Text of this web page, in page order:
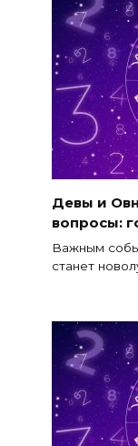
Девы и
вопросы:
Важным
станет